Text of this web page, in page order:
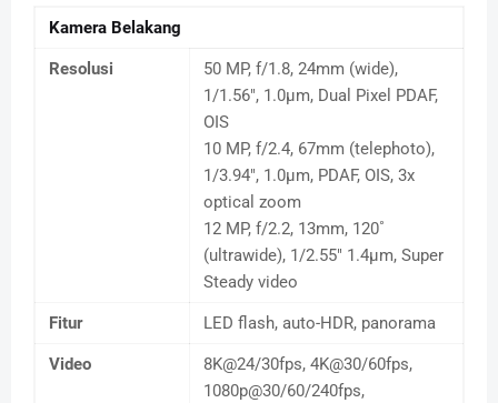
Kamera Belakang
Resolusi
50 MP, f/1.8, 24mm (wide),
1/1.56", 1.0µm, Dual Pixel PDAF,
OIS
10 MP, f/2.4, 67mm (telephoto),
1/3.94", 1.0µm, PDAF, OIS, 3x
optical zoom
12 MP, f/2.2, 13mm, 120˚
(ultrawide), 1/2.55" 1.4µm, Super
Steady video
Fitur LED flash, auto-HDR, panorama
Video
8K@24/30fps, 4K@30/60fps,
1080p@30/60/240fps,